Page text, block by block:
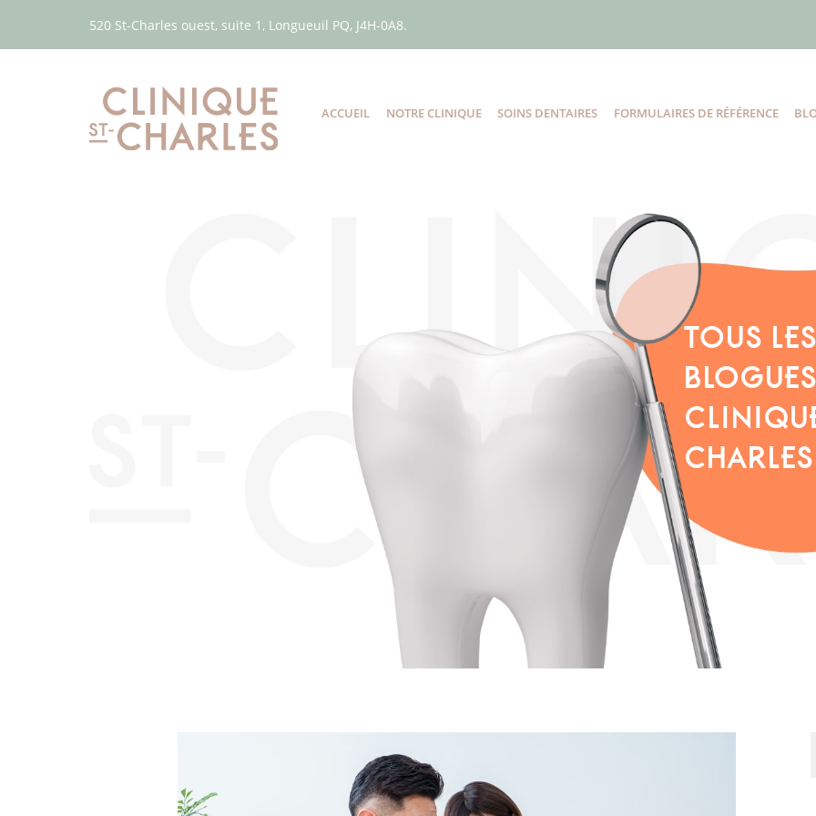
520 St-Charles ouest, suite 1, Longueuil PQ, J4H-0A8.
ACCUEIL NOTRE CLINIQUE SOINS DENTAIRES FORMULAIRES DE RÉFÉRENCE
TOUS
CHARLES